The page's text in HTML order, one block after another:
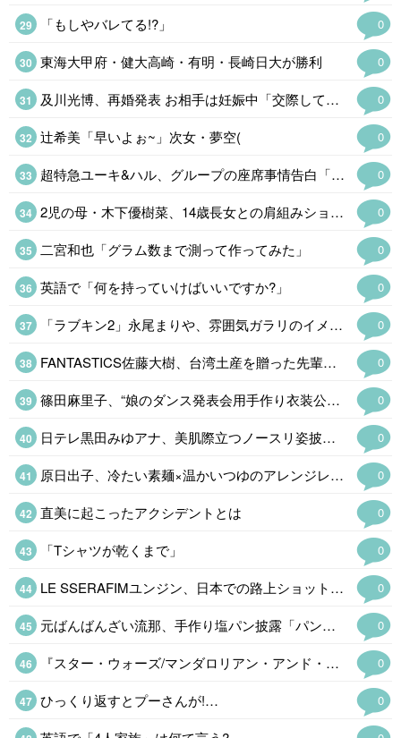
0
「もしやバレてる!?」
0
東海大甲府・健大高崎・有明・長崎日大が勝利
0
及川光博、再婚発表 お相手は妊娠中「交際しておりました方と」
0
辻希美「早いよぉ~」次女・夢空(
0
超特急ユーキ&ハル、グループの座席事情告白「誰かと誰かの間にいないと嫌」
0
2児の母・木下優樹菜、14歳長女との肩組みショットに反響「おしゃれで素敵」
0
二宮和也「グラム数まで測って作ってみた」
0
英語で「何を持っていけばいいですか?」
0
「ラブキン2」永尾まりや、雰囲気ガラリのイメチェンショット公開
0
FANTASTICS佐藤大樹、台湾土産を贈った先輩明かす「毛筆がすごく得意な方…
0
篠田麻里子、“娘のダンス発表会用手作り衣装公開「クオリティすごい」…
0
日テレ黒田みゆアナ、美肌際立つノースリ姿披露「透明感すごい」
0
原日出子、冷たい素麺×温かいつゆのアレンジレシピ公開「マンネリだったから助かる」
0
直美に起こったアクシデントとは
0
「Tシャツが乾くまで」
0
LE SSERAFIMユンジン、日本での路上ショットに反響「オーラ隠せてない」
0
元ばんばんざい流那、手作り塩パン披露「パン屋さんのクオリティ」…
0
『スター・ウォーズ/マンダロリアン・アンド・グローグー』の世界がこの…
0
ひっくり返すとプーさんが!…